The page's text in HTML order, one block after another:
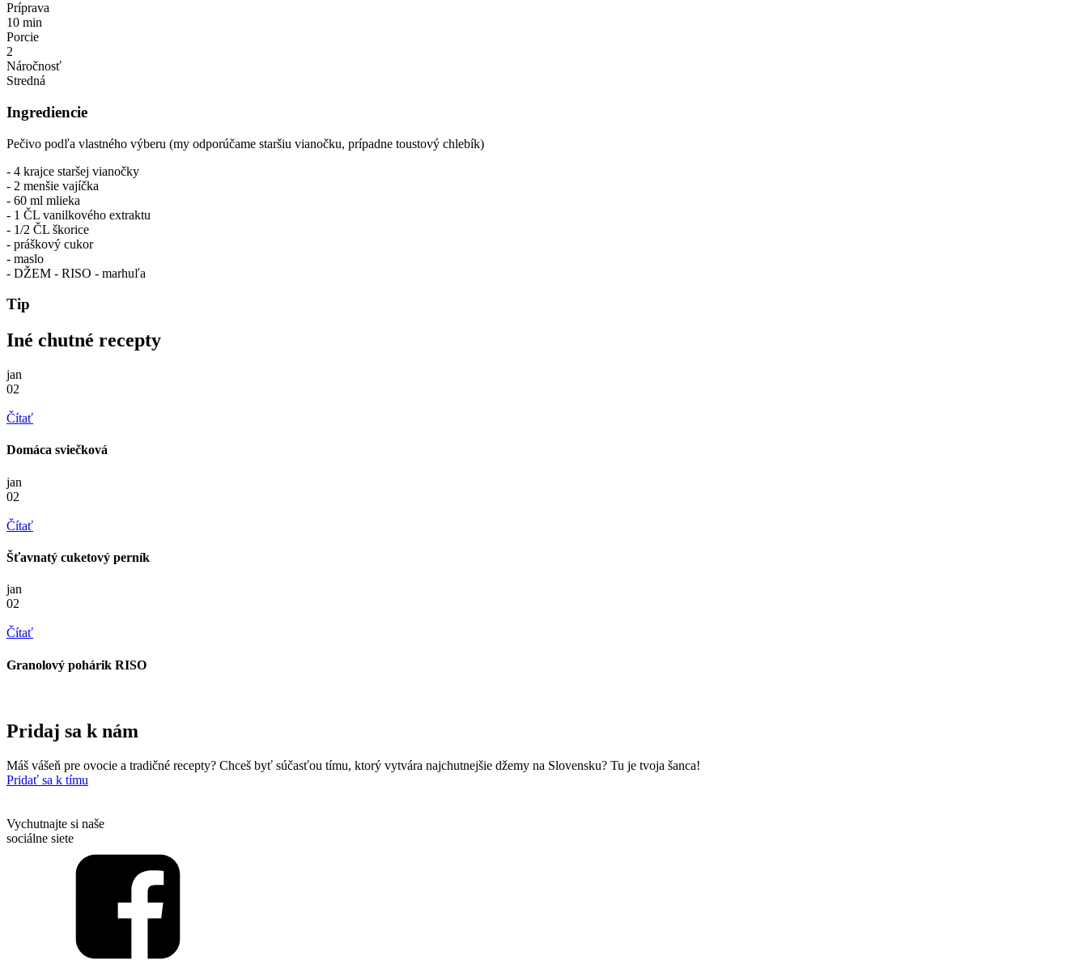
Príprava
10 min
Porcie
2
Náročnosť
Stredná
Ingrediencie
Pečivo podľa vlastného výberu (my odporúčame staršiu vianočku, prípadne toustový chlebík)
- 4 krajce staršej vianočky
- 2 menšie vajíčka
- 60 ml mlieka
- 1 ČL vanilkového extraktu
- 1/2 ČL škorice
- práškový cukor
- maslo
- DŽEM - RISO - marhuľa
Tip
Iné chutné recepty
jan
02
Čítať
Domáca sviečková
jan
02
Čítať
Šťavnatý cuketový perník
jan
02
Čítať
Granolový pohárik RISO
Pridaj sa k nám
Máš vášeň pre ovocie a tradičné recepty? Chceš byť súčasťou tímu, ktorý vytvára najchutnejšie džemy na Slovensku? Tu je tvoja šanca!
Pridať sa k tímu
Vychutnajte si naše
sociálne siete